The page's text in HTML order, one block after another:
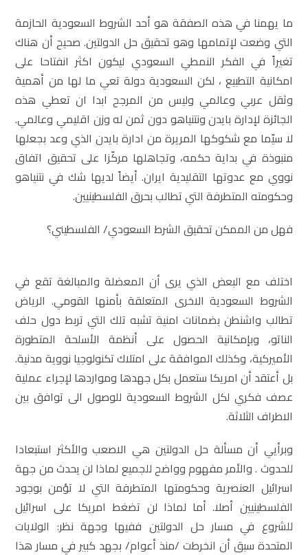
ما يهمنا في هذه الصفقة هو أحد الشروط السعودية الحازمة
التي وضعت لإتمامها وهو تحقيق حل الدولتين. صحيح أن هناك
تغيراً في الفكر النمطي السعودي ليكون اكثر انفتاحا على
امكانية التطبيع ، لكن السعودية دولة تعي ما لها من أهمية
وثقل عربي وعالمي وليس من المرجح ابدا ان تعطي هذه
الجائزة لإدارة بايدن ونتنياهو دون ثمن له وزن اقليمي وعالمي.
لا سيّما مع شكوكها المريرة من ادارة بايدن الذي وعد بجعلها
منبوذة في بداية حكمه، وتجاهلها مركّزا على تحقيق اتفاق
نووي مع عدوتها التقليدية ايران. أيضاً لديها شك في نتنياهو
وحكومته المتطرفة التي تطالب بحرق الفلسطينيين.
فهل من الممكن تحقيق الشرط السعودي/ الفلسطيني؟
اختلف مع البعض الذي يرى أن المعضلة والمبالغة تقع في
الشروط السعودية الاخرى المتعلقة بأمنها القومي. الرياض
تطالب واشنطن بضمانات امنية تشبه تلك التي تربط دول حلف
الناتو، وبإمكانية الحصول على أنظمة الأسلحة المتطورة
الأميركية، وكذلك الموافقة على امتلاك تكنولوجيا نووية مدنية.
بل أعتقد أن امريكا ستعمل بكل جهدها ومواردها لإجراء عملية
عصف فكري لكل الشروط السعودية للوصول الى توافق بين
الاطراف الثلاثة.
وبرأيي أن مسألة حل الدولتين هي الاصعب والأكثر استبعادا
للحدوث . والأمر مفهوم وواضح للجميع لماذا لن يحدث من جهة
اسرائيل العنصرية وحكومتها المتطرفة التي لا تؤمن بوجود
الفلسطينيين أصلا. أما لماذا لن تضغط امريكا على اسرائيل
للشروع في مسار حل الدولتين ففيها وجهة نظر: الولايات
المتحدة سبق أن انخرطت /منذ أعوام/ بجهد كبير في مسار هذا